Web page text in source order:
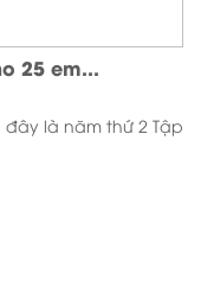
25 em...
là năm thứ 2 Tập